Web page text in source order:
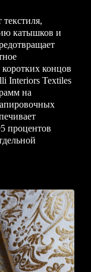
катышков и
концов
Interiors Textiles
на
процентов